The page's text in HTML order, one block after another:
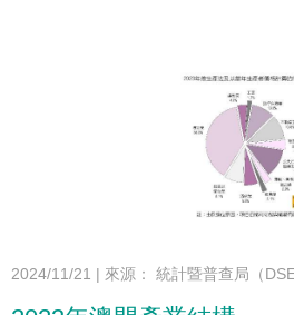
2024/11/21 | 來源： 統計暨普查局（